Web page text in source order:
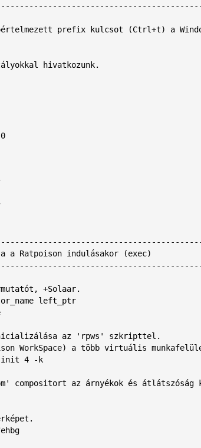
prefix kulcsot (Ctrl+t) a
hivatkozunk.
a Ratpoison indulásakor (exec)
+Solaar.
left_ptr
az 'rpws' szkripttel.
WorkSpace) a több virtuális
init 4 -k
compositort az árnyékok és átlátszóság